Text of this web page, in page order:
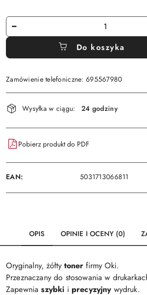
Ilość
Do koszyka
Zamówienie telefoniczne: 695567980
Dostępność
i
dostawa
Wysyłka w ciągu: 24 godziny
Pobierz produkt do PDF
EAN: 5031713066811
OPIS OPINIE I OCENY (0)
Oryginalny, żółty toner firmy Oki.
Przeznaczany do stosowania w
Zapewniaszybki i precyzyjnywydruk.